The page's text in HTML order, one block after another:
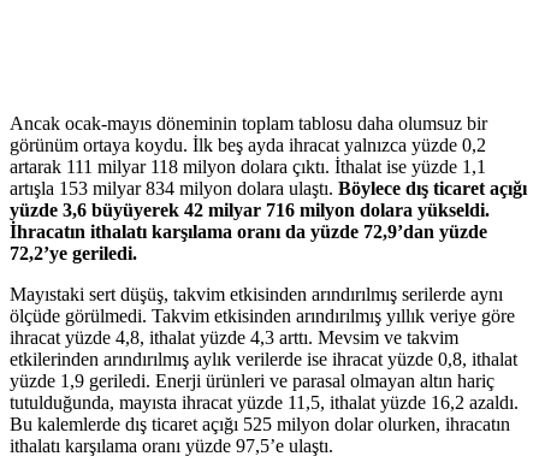
Ancak ocak-mayıs döneminin toplam tablosu daha olumsuz bir
görünüm ortaya koydu. İlk beş ayda ihracat yalnızca yüzde 0,2
artarak 111 milyar 118 milyon dolara çıktı. İthalat ise yüzde 1,1
artışla 153 milyar 834 milyon dolara ulaştı. Böylece dış ticaret açığı
yüzde 3,6 büyüyerek 42 milyar 716 milyon dolara yükseldi.
İhracatın ithalatı karşılama oranı da yüzde 72,9’dan yüzde
72,2’ye geriledi.
Mayıstaki sert düşüş, takvim etkisinden arındırılmış serilerde aynı
ölçüde görülmedi. Takvim etkisinden arındırılmış yıllık veriye göre
ihracat yüzde 4,8, ithalat yüzde 4,3 arttı. Mevsim ve takvim
etkilerinden arındırılmış aylık verilerde ise ihracat yüzde 0,8, ithalat
yüzde 1,9 geriledi. Enerji ürünleri ve parasal olmayan altın hariç
tutulduğunda, mayısta ihracat yüzde 11,5, ithalat yüzde 16,2 azaldı.
Bu kalemlerde dış ticaret açığı 525 milyon dolar olurken, ihracatın
ithalatı karşılama oranı yüzde 97,5’e ulaştı.